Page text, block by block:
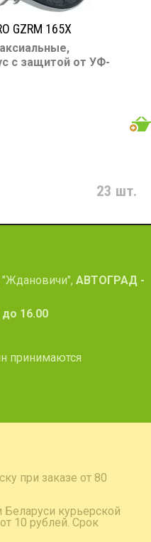
GZRM 165X
с защитой от УФ-
Вт
23 шт.
"Ждановичи", АВТОГРАД -
до 16.00
принимаются
при заказе от 80
Беларуси курьерской
10 рублей. Срок